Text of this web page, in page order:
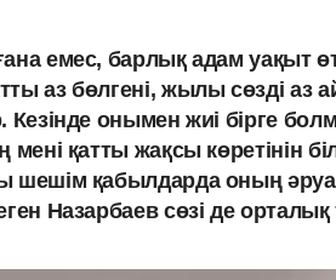
емес, барлық адам уақыт
аз бөлгені, жылы сөзді аз
Кезінде онымен жиі бірге
мені қатты жақсы көретінін
шешім қабылдарда оның
Назарбаев сөзі де орталық